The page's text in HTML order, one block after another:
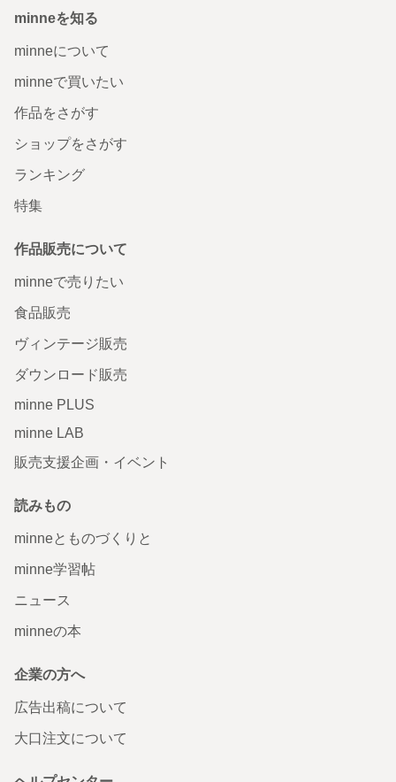
minneを知る
minneについて
minneで買いたい
作品をさがす
ショップをさがす
ランキング
特集
作品販売について
minneで売りたい
食品販売
ヴィンテージ販売
ダウンロード販売
minne PLUS
minne LAB
販売支援企画・イベント
読みもの
minneとものづくりと
minne学習帖
ニュース
minneの本
企業の方へ
広告出稿について
大口注文について